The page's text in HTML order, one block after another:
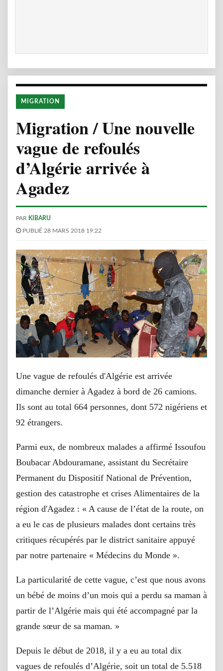
MIGRATION
Migration / Une nouvelle
vague de refoulés
d’Algérie arrivée à
Agadez
PAR KIBARU
PUBLIÉ 28 MARS 2018 19:22
Une vague de refoulés d'Algérie est arrivée
dimanche dernier à Agadez à bord de 26 camions.
Ils sont au total 664 personnes, dont 572 nigériens et
92 étrangers.
Parmi eux, de nombreux malades a affirmé Issoufou
Boubacar Abdouramane, assistant du Secrétaire
Permanent du Dispositif National de Prévention,
gestion des catastrophe et crises Alimentaires de la
région d'Agadez : « A cause de l’état de la route, on
a eu le cas de plusieurs malades dont certains très
critiques récupérés par le district sanitaire appuyé
par notre partenaire « Médecins du Monde ».
La particularité de cette vague, c’est que nous avons
un bébé de moins d’un mois qui a perdu sa maman à
partir de l’Algérie mais qui été accompagné par la
grande sœur de sa maman. »
Depuis le début de 2018, il y a eu au total dix
vagues de refoulés d’Algérie, soit un total de 5.518